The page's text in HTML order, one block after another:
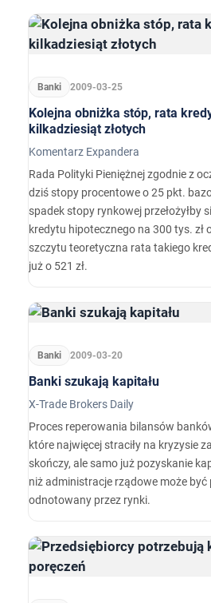
Banki 2009-03-25
Kolejna obniżka stóp, rata
kilkadziesiąt złotych
Komentarz Expandera
Rada Polityki Pieniężnej zgodnie z
dziś stopy procentowe o 25 pkt.
spadek stopy rynkowej przełożyłby
kredytu hipotecznego na 300 tys. zł
szczytu teoretyczna rata takiego
już o 521 zł.
Banki 2009-03-20
Banki szukają kapitału
X-Trade Brokers Daily
Proces reperowania bilansów
które najwięcej straciły na kryzysie
skończy, ale samo już pozyskanie
niż administracje rządowe może
odnotowany przez rynki.